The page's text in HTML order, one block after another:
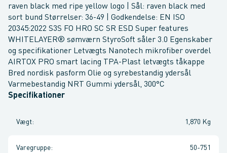
raven black med ripe yellow logo | Sål: raven black med
sort bund Størrelser: 36-49 | Godkendelse: EN ISO
20345:2022 S3S FO HRO SC SR ESD Super features
WHITELAYER® sømværn StyroSoft såler 3.0 Egenskaber
og specifikationer Letvægts Nanotech mikrofiber overdel
AIRTOX PRO smart lacing TPA-Plast letvægts tåkappe
Bred nordisk pasform Olie og syrebestandig ydersål
Varmebestandig NRT Gummi ydersål, 300°C
Specifikationer
Vægt: 1,870 Kg
Varegruppe: 50-751